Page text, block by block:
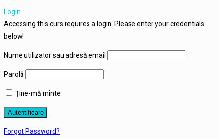
Login
Accessing this curs requires a login. Please enter your credentials
below!
Nume utilizator sau adresă email
Parolă
Ține-mă minte
Forgot Password?